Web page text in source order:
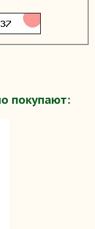
покупают: